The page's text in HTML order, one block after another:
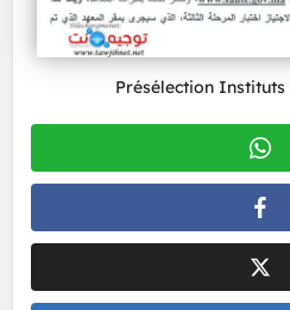
Présélection Instituts